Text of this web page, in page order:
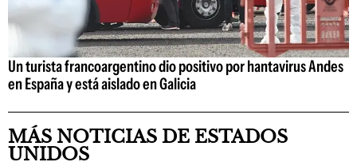
Un turista francoargentino dio positivo por hantavirus Andes
en España y está aislado en Galicia
MÁS NOTICIAS DE ESTADOS
UNIDOS